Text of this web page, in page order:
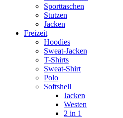
Sporttaschen
Stutzen
Jacken
Freizeit
Hoodies
Sweat-Jacken
T-Shirts
Sweat-Shirt
Polo
Softshell
Jacken
Westen
2 in 1